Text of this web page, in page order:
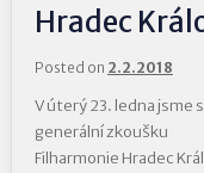
Hradec
Posted on 2.2.2018
V úterý 23. ledna jsme
generální zkoušku
Filharmonie Hradec